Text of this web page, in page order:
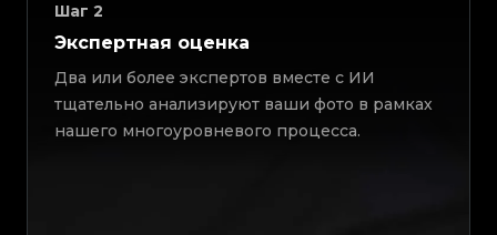
Шаг 2
Экспертная оценка
Два или более экспертов вместе с ИИ
тщательно анализируют ваши фото в рамках
нашего многоуровневого процесса.